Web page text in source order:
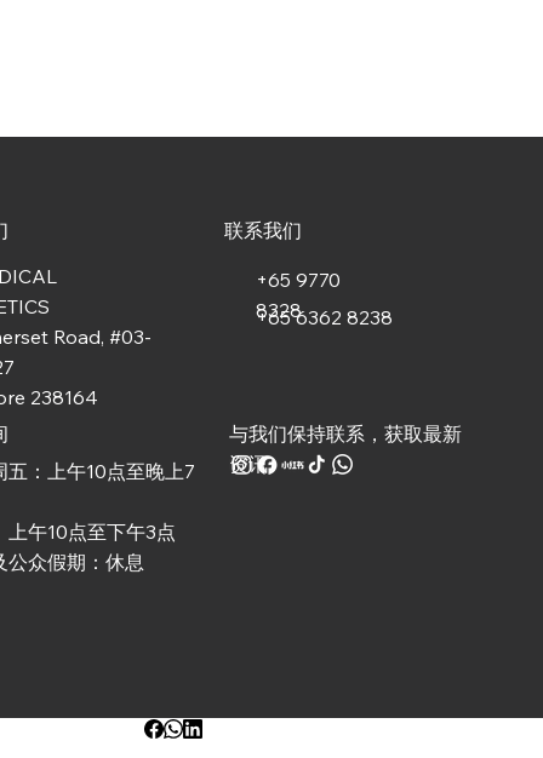
Road, #03-
238164
五：上午10点至晚上7
上午10点至下午3点
公众假期：休息
联系我们
+65 9770
8328
+65 6362 8238
与我们保持联系，获取最新
资讯